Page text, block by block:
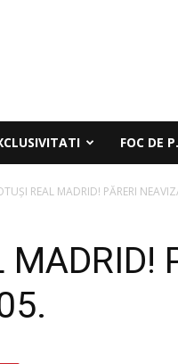
FOC DE
REAL MADRID! PĂRERI
MADRID!